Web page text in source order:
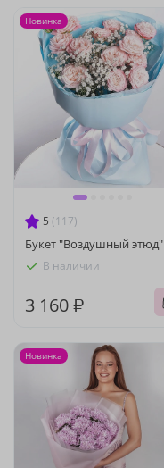
5 (117)
Букет "Воздушный этюд"
В наличии
3 160 ₽
Новинка
Новинка